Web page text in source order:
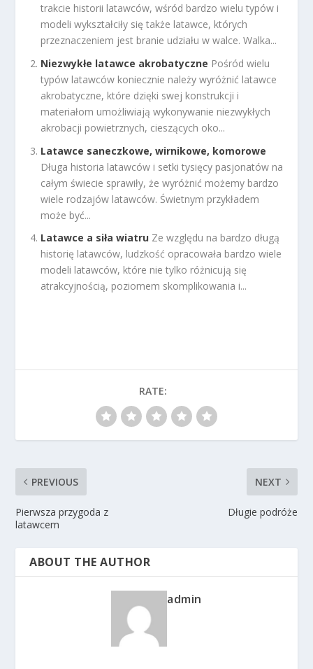
trakcie historii latawców, wśród bardzo wielu typów i
modeli wykształciły się także latawce, których
przeznaczeniem jest branie udziału w walce. Walka...
Niezwykłe latawce akrobatyczne Pośród wielu
typów latawców koniecznie należy wyróżnić latawce
akrobatyczne, które dzięki swej konstrukcji i
materiałom umożliwiają wykonywanie niezwykłych
akrobacji powietrznych, cieszących oko...
Latawce saneczkowe, wirnikowe, komorowe
Długa historia latawców i setki tysięcy pasjonatów na
całym świecie sprawiły, że wyróżnić możemy bardzo
wiele rodzajów latawców. Świetnym przykładem
może być...
Latawce a siła wiatru Ze względu na bardzo długą
historię latawców, ludzkość opracowała bardzo wiele
modeli latawców, które nie tylko różnicują się
atrakcyjnością, poziomem skomplikowania i...
RATE:
PREVIOUS
Pierwsza przygoda z
latawcem
NEXT
Długie podróże
ABOUT THE AUTHOR
admin